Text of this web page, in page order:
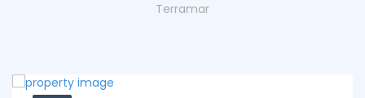
Terramar